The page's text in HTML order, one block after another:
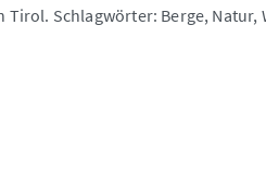
Tirol. Schlagwörter: Berge, Natur,